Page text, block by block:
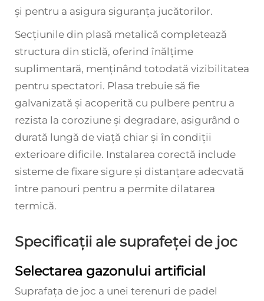
și pentru a asigura siguranța jucătorilor.
Secțiunile din plasă metalică completează
structura din sticlă, oferind înălțime
suplimentară, menținând totodată vizibilitatea
pentru spectatori. Plasa trebuie să fie
galvanizată și acoperită cu pulbere pentru a
rezista la coroziune și degradare, asigurând o
durată lungă de viață chiar și în condiții
exterioare dificile. Instalarea corectă include
sisteme de fixare sigure și distanțare adecvată
între panouri pentru a permite dilatarea
termică.
Specificații ale suprafeței de joc
Selectarea gazonului artificial
Suprafața de joc a unei terenuri de padel